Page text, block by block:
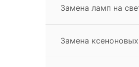
Замена ламп на
Замена